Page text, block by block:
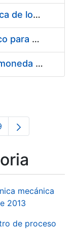
Conexión mediante Fibra Óptica de los Centros de Proceso de Datos (CPDs) de las sedes de la FNMT-RCM de Burgos y Madrid
Contratación de acuerdo marco para el Suministro de Material de Electricidad para la Fábrica Nacional de Moneda y Timbre-Real Casa de la Moneda en su centro de trabajo de Burgos
Suministro de estuches para moneda de 30 €
Pages Use
mecánica
2013
de proceso